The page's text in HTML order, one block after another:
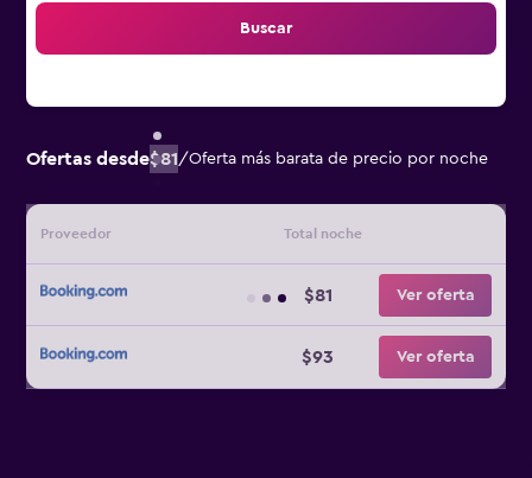
Buscar
Ofertas desde$81/Oferta más barata de precio por noche
Proveedor Total noche
$81 Ver oferta
$93 Ver oferta